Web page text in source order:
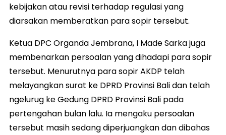
kebijakan atau revisi terhadap regulasi yang
diarsakan memberatkan para sopir tersebut.
Ketua DPC Organda Jembrana, I Made Sarka juga
membenarkan persoalan yang dihadapi para sopir
tersebut. Menurutnya para sopir AKDP telah
melayangkan surat ke DPRD Provinsi Bali dan telah
ngelurug ke Gedung DPRD Provinsi Bali pada
pertengahan bulan lalu. Ia mengaku persoalan
tersebut masih sedang diperjuangkan dan dibahas